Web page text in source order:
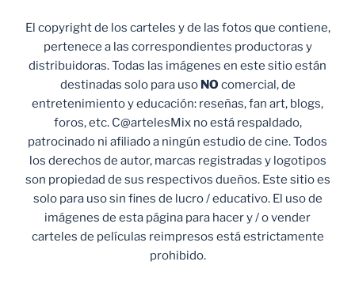
El copyright de los carteles y de las fotos que contiene,
pertenece a las correspondientes productoras y
distribuidoras. Todas las imágenes en este sitio están
destinadas solo para uso NO comercial, de
entretenimiento y educación: reseñas, fan art, blogs,
foros, etc. C@artelesMix no está respaldado,
patrocinado ni afiliado a ningún estudio de cine. Todos
los derechos de autor, marcas registradas y logotipos
son propiedad de sus respectivos dueños. Este sitio es
solo para uso sin fines de lucro / educativo. El uso de
imágenes de esta página para hacer y / o vender
carteles de películas reimpresos está estrictamente
prohibido.